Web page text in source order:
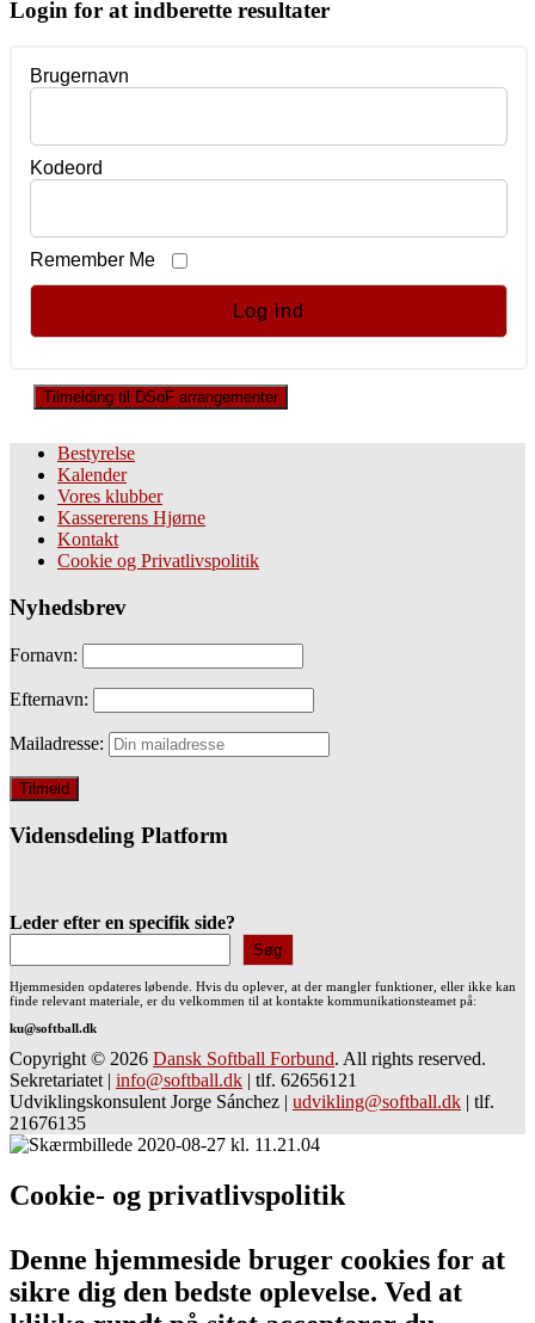
Login for at indberette resultater
Brugernavn
Kodeord
Remember Me
Tilmelding til DSoF arrangementer
Bestyrelse
Kalender
Vores klubber
Kassererens Hjørne
Kontakt
Cookie og Privatlivspolitik
Nyhedsbrev
Fornavn:
Efternavn:
Mailadresse:
Vidensdeling Platform
Leder efter en specifik side?
Søg
Hjemmesiden opdateres løbende. Hvis du oplever, at der mangler funktioner, eller ikke kan
finde relevant materiale, er du velkommen til at kontakte kommunikationsteamet på:
ku@softball.dk
Copyright © 2026 Dansk Softball Forbund. All rights reserved.
Sekretariatet | info@softball.dk | tlf. 62656121
Udviklingskonsulent Jorge Sánchez | udvikling@softball.dk | tlf.
21676135
Cookie- og privatlivspolitik
Denne hjemmeside bruger cookies for at
sikre dig den bedste oplevelse. Ved at